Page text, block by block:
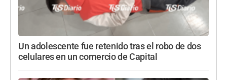
Un adolescente fue retenido tras el robo de dos
celulares en un comercio de Capital